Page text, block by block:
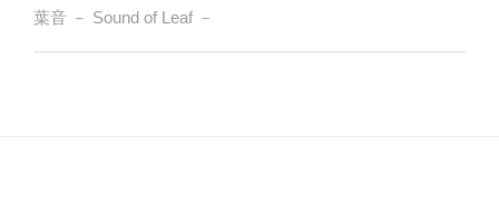
葉音 － Sound of Leaf －